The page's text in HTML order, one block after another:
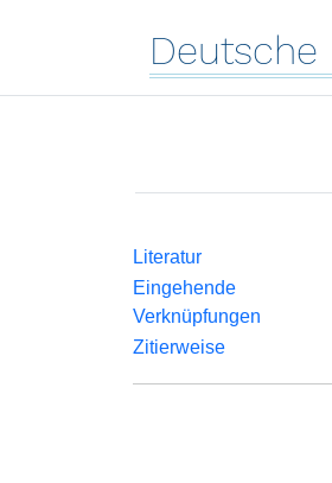
Deutsche
Literatur
Eingehende
Verknüpfungen
Zitierweise